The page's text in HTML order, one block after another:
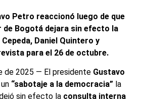
Petro reaccionó luego de que
de Bogotá dejara sin efecto la
Daniel Quintero y
para el 26 de octubre.
de 2025 — El presidente Gustavo
“sabotaje a la democracia” la
sin efecto la consulta interna